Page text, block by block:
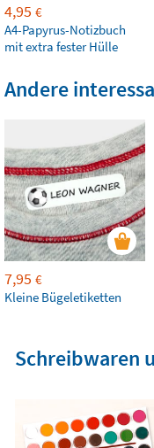
4,95 €
A4-Papyrus-Notizbuch
mit extra fester Hülle
Andere
7,95 €
Kleine Bügeletiketten
Schreibwaren